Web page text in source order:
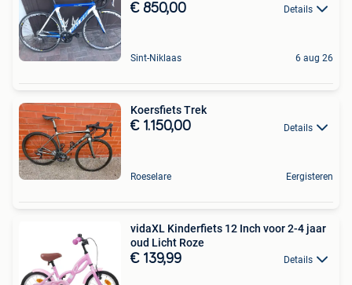
€ 850,00 Details
Sint-Niklaas 6 aug 26
Koersfiets Trek
€ 1.150,00 Details
Roeselare Eergisteren
vidaXL Kinderfiets 12 Inch voor 2-4 jaar
oud Licht Roze
€ 139,99 Details